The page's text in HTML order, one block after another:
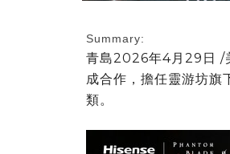
Summary:
青島2026年4月29日 /
成合作，擔任靈游坊旗
類。